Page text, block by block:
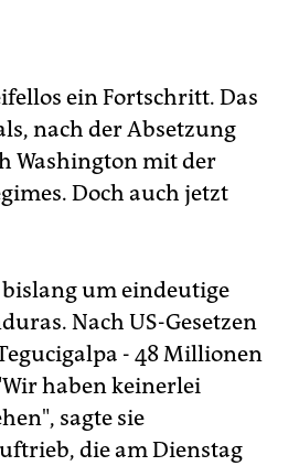
ein Fortschritt. Das
nach der Absetzung
Washington mit der
Doch auch jetzt
um eindeutige
Nach US-Gesetzen
- 48 Millionen
haben keinerlei
sagte sie
die am Dienstag